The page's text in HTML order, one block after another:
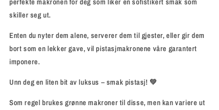
skiller seg ut.
Enten du nyter dem alene, serverer dem til gjester, eller gir dem
bort som en lekker gave, vil pistasjmakronene våre garantert
imponere.
Unn deg en liten bit av luksus – smak pistasj! 💚
Som regel brukes grønne makroner til disse, men kan variere ut